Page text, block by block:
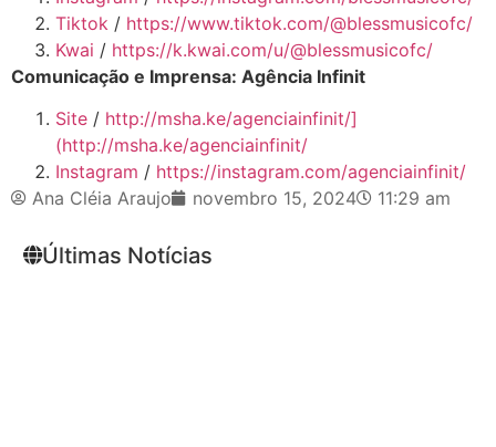
Tiktok / https://www.tiktok.com/@blessmusicofc/
Kwai / https://k.kwai.com/u/@blessmusicofc/
Comunicação e Imprensa: Agência Infinit
Site / http://msha.ke/agenciainfinit/]
(http://msha.ke/agenciainfinit/
Instagram / https://instagram.com/agenciainfinit/
Ana Cléia Araujo
novembro 15, 2024 11:29 am
Últimas Notícias